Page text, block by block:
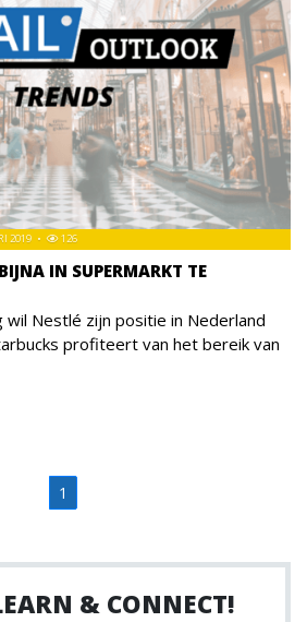
IN SUPERMARKT TE
2019 126
Nestlé zijn positie in Nederland
profiteert van het bereik van
1
& CONNECT!